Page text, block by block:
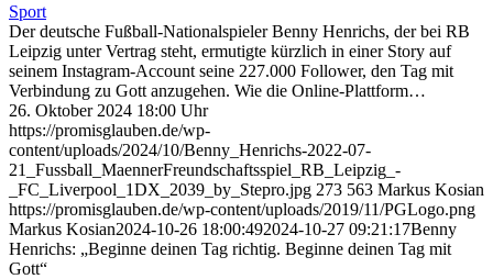
Sport
Der deutsche Fußball-Nationalspieler Benny Henrichs, der bei RB
Leipzig unter Vertrag steht, ermutigte kürzlich in einer Story auf
seinem Instagram-Account seine 227.000 Follower, den Tag mit
Verbindung zu Gott anzugehen. Wie die Online-Plattform…
26. Oktober 2024 18:00 Uhr
https://promisglauben.de/wp-
content/uploads/2024/10/Benny_Henrichs-2022-07-
21_Fussball_MaennerFreundschaftsspiel_RB_Leipzig_-
_FC_Liverpool_1DX_2039_by_Stepro.jpg 273 563 Markus Kosian
https://promisglauben.de/wp-content/uploads/2019/11/PGLogo.png
Markus Kosian2024-10-26 18:00:492024-10-27 09:21:17Benny
Henrichs: „Beginne deinen Tag richtig. Beginne deinen Tag mit
Gott“